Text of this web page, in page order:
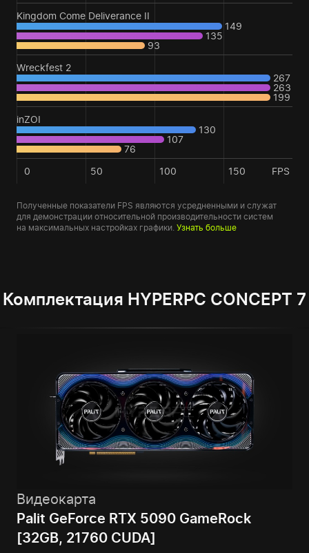
Kingdom Come Deliverance II
149
135
93
Wreckfest 2
267
263
199
inZOI
130
107
76
0
50 100 150 FPS
Полученные показатели FPS являются усредненными и служат
для демонстрации относительной производительности систем
на максимальных настройках графики. Узнать больше
Комплектация HYPERPC CONCEPT 7
Видеокарта
Palit GeForce RTX 5090 GameRock
[32GB, 21760 CUDA]